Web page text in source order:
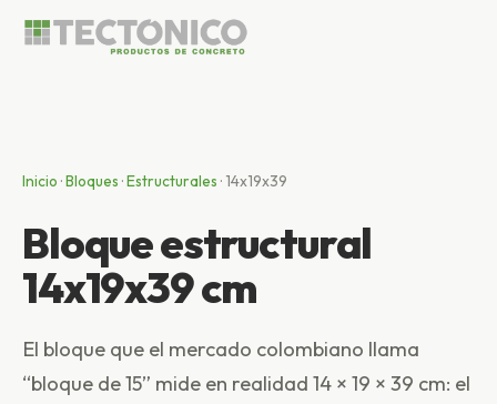
Inicio ·Bloques ·Estructurales · 14x19x39
Bloque estructural
14x19x39 cm
El bloque que el mercado colombiano llama
“bloque de 15” mide en realidad 14 × 19 × 39 cm: el